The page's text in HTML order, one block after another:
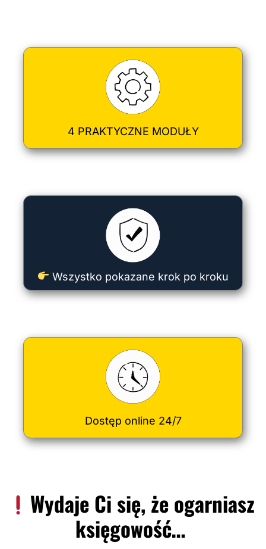
4 PRAKTYCZNE MODUŁY
Wszystko pokazane krok po kroku
Dostęp online 24/7
Wydaje Ci się, że ogarniasz
księgowość…